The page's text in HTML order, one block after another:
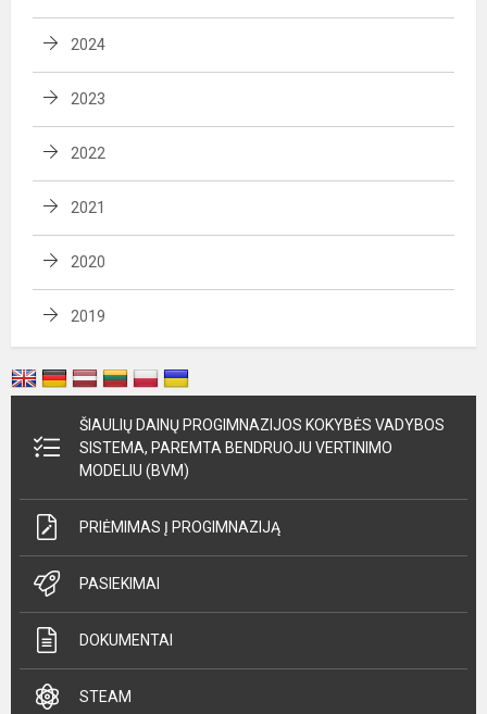
2024
2023
2022
2021
2020
2019
ŠIAULIŲ DAINŲ PROGIMNAZIJOS KOKYBĖS VADYBOS
SISTEMA, PAREMTA BENDRUOJU VERTINIMO
MODELIU (BVM)
PRIĖMIMAS Į PROGIMNAZIJĄ
PASIEKIMAI
DOKUMENTAI
STEAM